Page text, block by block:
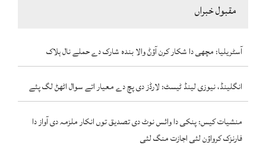
مقبول خبراں
آسٹریلیا: مچھی دا شکار کرن آؤݨ والا بندہ شارک دے حملے نال ہلاک
انگلینڈ، نیوزی لینڈ ٹیسٹ: لارڈز دی پچ دے معیار اتے سوال اٹھݨ لگ پئے
منشیات کیس: پنکی دا وائس نوٹ دی تصدیق توں انکار ملزمہ دی آواز دا
فارنزک کرواؤن لئی اجازت منگ لئی